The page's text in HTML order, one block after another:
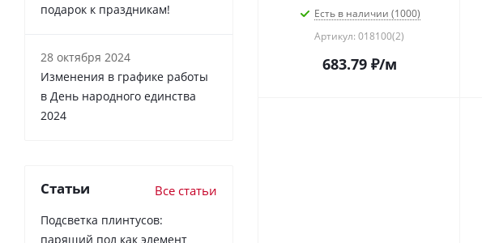
Есть в наличии (1000)
Артикул: 018100(2)
683.79₽/м
подарок к праздникам!
28 октября 2024
Изменения в графике работы
в День народного единства
2024
Статьи Все статьи
Подсветка плинтусов:
парящий пол как элемент